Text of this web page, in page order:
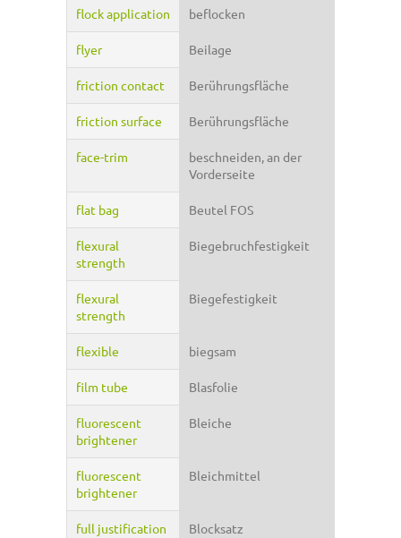
flock application beflocken
flyer Beilage
friction contact Berührungsfläche
friction surface Berührungsfläche
face-trim
beschneiden, an der
Vorderseite
flat bag Beutel FOS
flexural
strength
Biegebruchfestigkeit
flexural
strength
Biegefestigkeit
flexible biegsam
film tube Blasfolie
fluorescent
brightener
Bleiche
fluorescent
brightener
Bleichmittel
full justification Blocksatz